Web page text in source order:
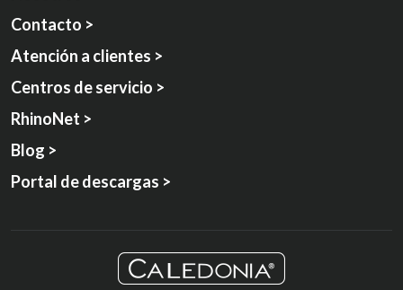
Contacto >
Atención a clientes >
Centros de servicio >
RhinoNet >
Blog >
Portal de descargas >